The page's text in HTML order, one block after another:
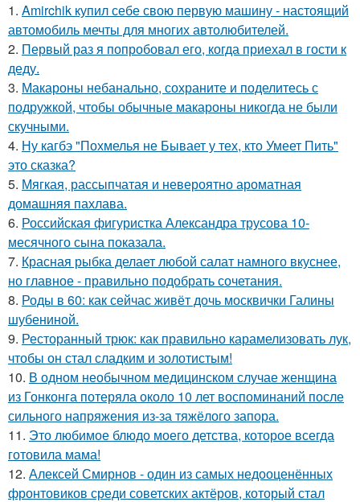
1. Amirchik купил себе свою первую машину - настоящий
автомобиль мечты для многих автолюбителей.
2. Первый раз я попробовал его, когда приехал в гости к
деду.
3. Макароны небанально, сохраните и поделитесь с
подружкой, чтобы обычные макароны никогда не были
скучными.
4. Ну кагбэ "Похмелья не Бывает у тех, кто Умеет Пить"
это сказка?
5. Мягкая, рассыпчатая и невероятно ароматная
домашняя пахлава.
6. Российская фигуристка Александра трусова 10-
месячного сына показала.
7. Красная рыбка делает любой салат намного вкуснее,
но главное - правильно подобрать сочетания.
8. Роды в 60: как сейчас живёт дочь москвички Галины
шубениной.
9. Ресторанный трюк: как правильно карамелизовать лук,
чтобы он стал сладким и золотистым!
10. В одном необычном медицинском случае женщина
из Гонконга потеряла около 10 лет воспоминаний после
сильного напряжения из-за тяжёлого запора.
11. Это любимое блюдо моего детства, которое всегда
готовила мама!
12. Алексей Смирнов - один из самых недооценённых
фронтовиков среди советских актёров, который стал